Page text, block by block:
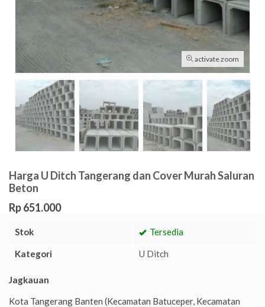
activate zoom
Harga U Ditch Tangerang dan Cover Murah Saluran
Beton
Rp 651.000
Stok Tersedia
Kategori U Ditch
Jagkauan
Kota Tangerang Banten (Kecamatan Batuceper, Kecamatan